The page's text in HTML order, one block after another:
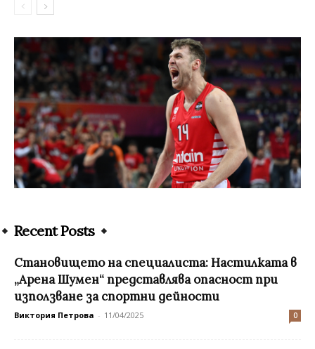
Recent Posts
Становището на специалиста: Настилката в
„Арена Шумен“ представлява опасност при
използване за спортни дейности
Виктория Петрова - 11/04/2025 0